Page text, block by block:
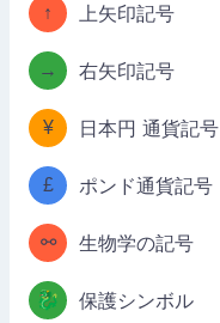
↑ 上矢印記号
→ 右矢印記号
¥ 日本円 通貨記号
£ ポンド通貨記号
⚯ 生物学の記号
🐉 保護シンボル